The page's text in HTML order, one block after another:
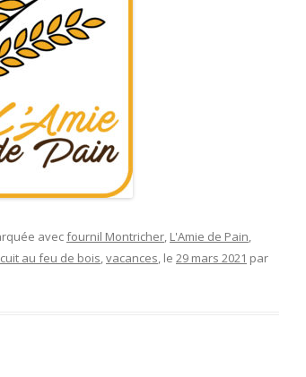
avecfournil Montricher, L'Amie de Pain,
au feu de bois,vacances, le 29 mars 2021 par